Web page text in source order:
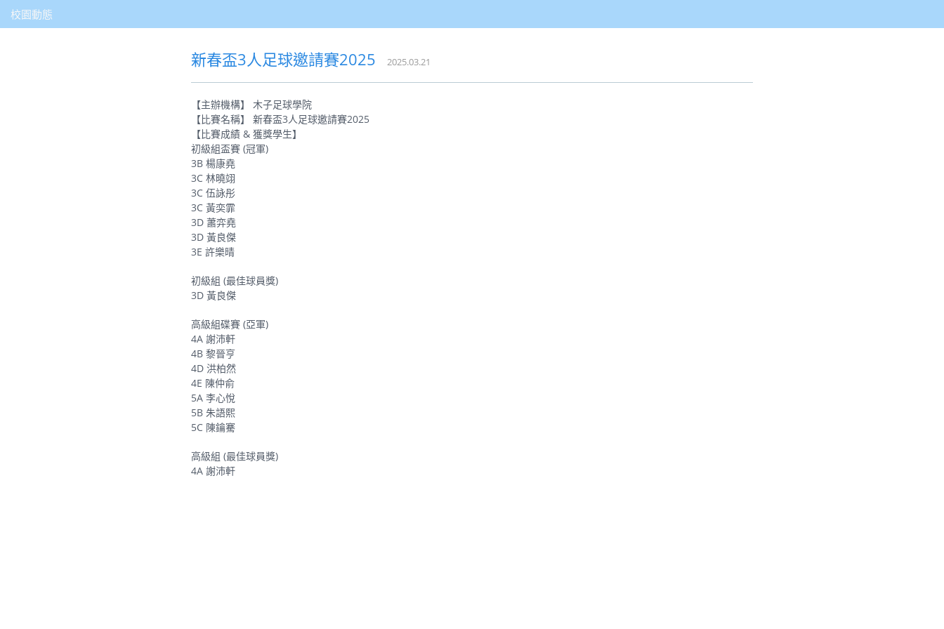
校園動態
新春盃3人足球邀請賽2025 2025.03.21
【主辦機構】 木子足球學院
【比賽名稱】 新春盃3人足球邀請賽2025
【比賽成績 & 獲獎學生】
初級組盃賽 (冠軍)
3B 楊康堯
3C 林曉翊
3C 伍詠彤
3C 黃奕霏
3D 蕭弈堯
3D 黃良傑
3E 許樂晴
初級組 (最佳球員獎)
3D 黃良傑
高級組碟賽 (亞軍)
4A 謝沛軒
4B 黎晉亨
4D 洪柏然
4E 陳仲俞
5A 李心悅
5B 朱語熙
5C 陳鑰騫
高級組 (最佳球員獎)
4A 謝沛軒